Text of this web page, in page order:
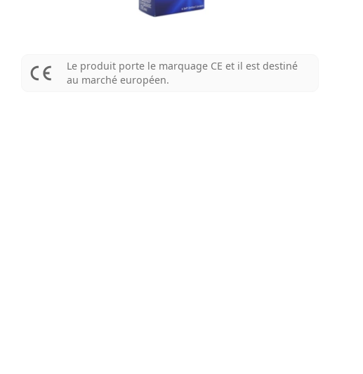
Le produit porte le marquage CE et il est destiné
au marché européen.